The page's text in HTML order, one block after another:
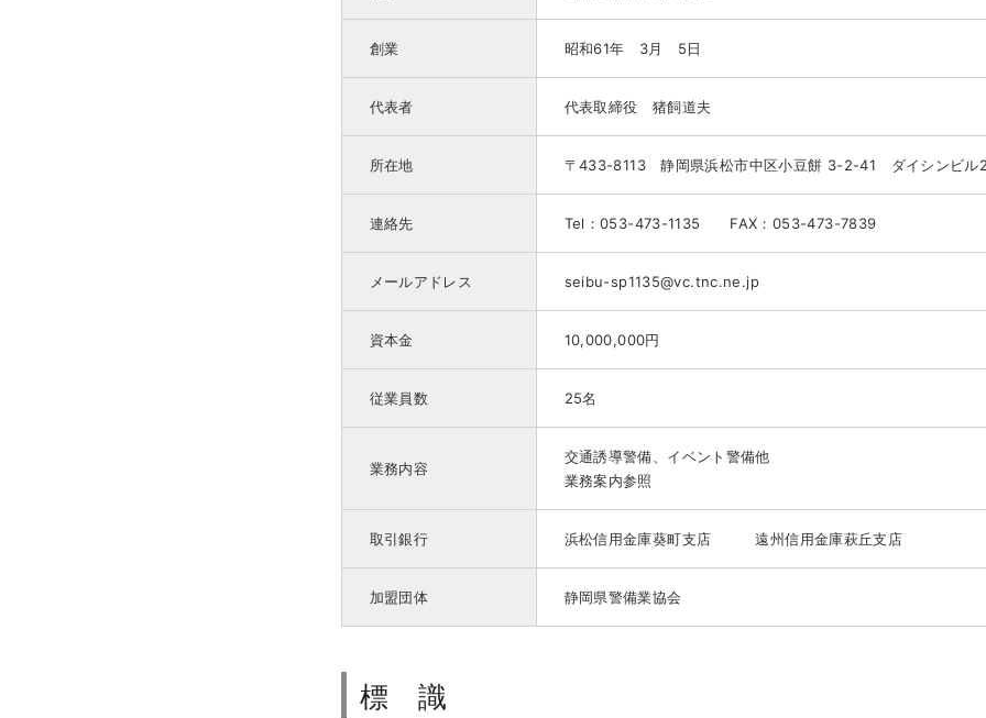
創業 昭和61年 3月 5日
代表者 代表取締役 猪飼道夫
所在地 〒433-8113 静岡県浜松市中区小豆餅 3-2-41 ダイシンビル
連絡先 Tel：053-473-1135 FAX：053-473-7839
メールアドレス seibu-sp1135@vc.tnc.ne.jp
資本金 10,000,000円
従業員数 25名
業務内容
交通誘導警備、イベント警備他
業務案内参照
取引銀行 浜松信用金庫葵町支店 遠州信用金庫萩丘支店
加盟団体 静岡県警備業協会
標 識